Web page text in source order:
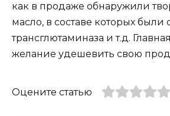
как в продаже обнаружили
масло, в составе которых были
трансглютаминаза и т.д.
желание удешевить свою
Оцените статью